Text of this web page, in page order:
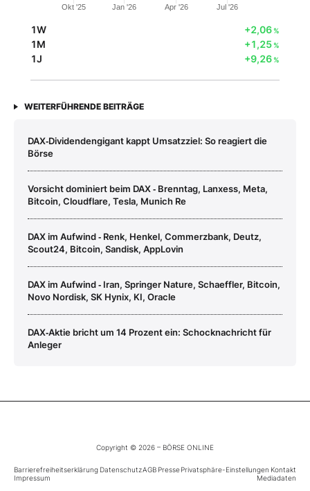
Okt '25 Jan '26 Apr '26 Jul '26
1W +2,06%
1M +1,25%
1J +9,26%
WEITERFÜHRENDE BEITRÄGE
DAX‑Dividendengigant kappt Umsatzziel: So reagiert die
Börse
Vorsicht dominiert beim DAX ‑ Brenntag, Lanxess, Meta,
Bitcoin, Cloudflare, Tesla, Munich Re
DAX im Aufwind ‑ Renk, Henkel, Commerzbank, Deutz,
Scout24, Bitcoin, Sandisk, AppLovin
DAX im Aufwind ‑ Iran, Springer Nature, Schaeffler, Bitcoin,
Novo Nordisk, SK Hynix, KI, Oracle
DAX‑Aktie bricht um 14 Prozent ein: Schocknachricht für
Anleger
Copyright © 2026 – BÖRSE ONLINE
Barrierefreiheitserklärung DatenschutzAGB PressePrivatsphäre-Einstellungen Kontakt
Impressum
Mediadaten